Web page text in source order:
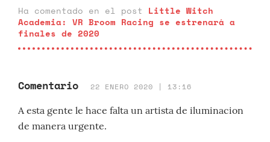
Ha comentado en el post Little Witch
Academia: VR Broom Racing se estrenará a
finales de 2020
Comentario 22 ENERO 2020 | 13:16
A esta gente le hace falta un artista de iluminacion
de manera urgente.